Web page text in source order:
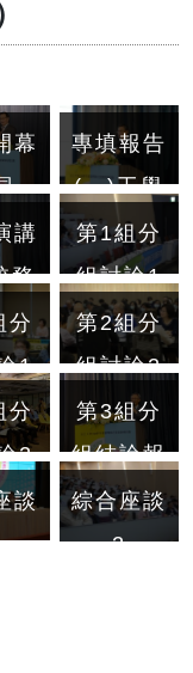
幕
專填報告
(一)工學
院的雙軌
轉型
講
務
行
教
研
第1組分
組討論1
分
1
第2組分
組討論2
分
2
第3組分
組結論報
告
談
綜合座談
2